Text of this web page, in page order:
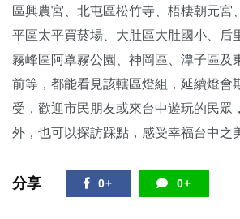
區興農宮、北屯區松竹寺、梧棲朝元宮
平區太平買菸場、大肚區大肚國小、后
霧峰區阿罩霧公園、神岡區、潭子區及
前等，都能看見該轄區燈組，延續燈會
受，歡迎市民朋友或來台中遊玩的民眾
外，也可以探訪踩點，感受幸福台中之
分享 0+ 0+